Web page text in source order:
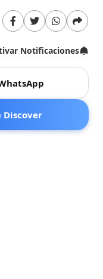
Notificaciones
Discover